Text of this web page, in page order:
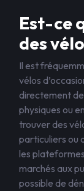
Est-ce
des
Il est
vélos
directement
physiques ou
trouver des
particuliers ou
les
marchés aux
possible de